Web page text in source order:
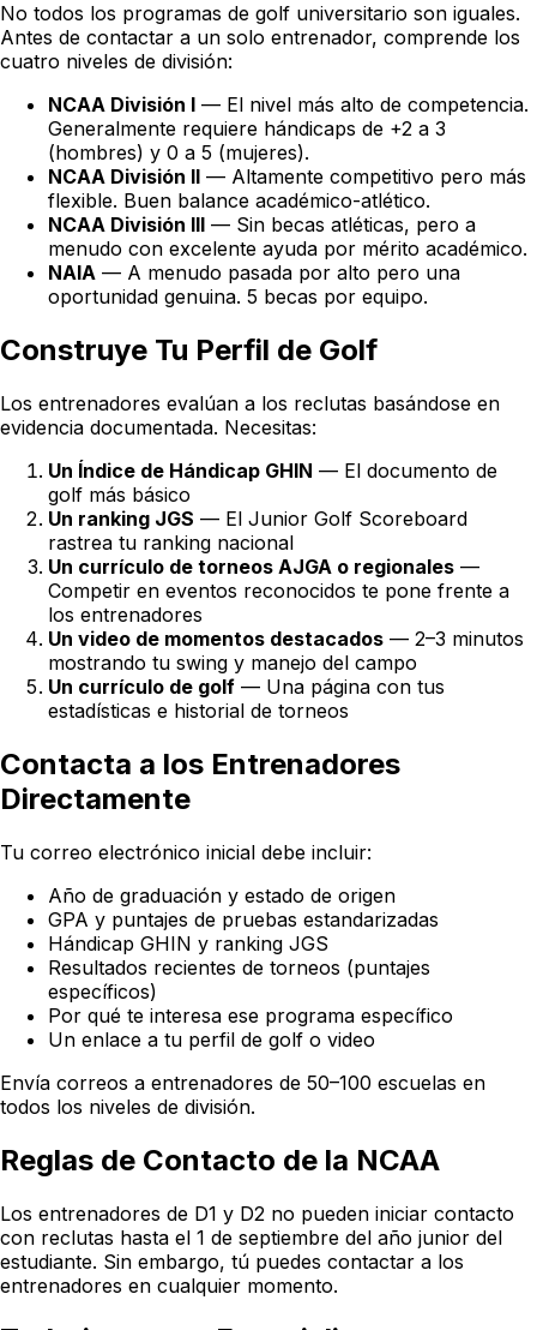
No todos los programas de golf universitario son iguales.
Antes de contactar a un solo entrenador, comprende los
cuatro niveles de división:
NCAA División I — El nivel más alto de competencia.
Generalmente requiere hándicaps de +2 a 3
(hombres) y 0 a 5 (mujeres).
NCAA División II — Altamente competitivo pero más
flexible. Buen balance académico-atlético.
NCAA División III — Sin becas atléticas, pero a
menudo con excelente ayuda por mérito académico.
NAIA — A menudo pasada por alto pero una
oportunidad genuina. 5 becas por equipo.
Construye Tu Perfil de Golf
Los entrenadores evalúan a los reclutas basándose en
evidencia documentada. Necesitas:
Un Índice de Hándicap GHIN — El documento de
golf más básico
Un ranking JGS — El Junior Golf Scoreboard
rastrea tu ranking nacional
Un currículo de torneos AJGA o regionales —
Competir en eventos reconocidos te pone frente a
los entrenadores
Un video de momentos destacados — 2–3 minutos
mostrando tu swing y manejo del campo
Un currículo de golf — Una página con tus
estadísticas e historial de torneos
Contacta a los Entrenadores
Directamente
Tu correo electrónico inicial debe incluir:
Año de graduación y estado de origen
GPA y puntajes de pruebas estandarizadas
Hándicap GHIN y ranking JGS
Resultados recientes de torneos (puntajes
específicos)
Por qué te interesa ese programa específico
Un enlace a tu perfil de golf o video
Envía correos a entrenadores de 50–100 escuelas en
todos los niveles de división.
Reglas de Contacto de la NCAA
Los entrenadores de D1 y D2 no pueden iniciar contacto
con reclutas hasta el 1 de septiembre del año junior del
estudiante. Sin embargo, tú puedes contactar a los
entrenadores en cualquier momento.